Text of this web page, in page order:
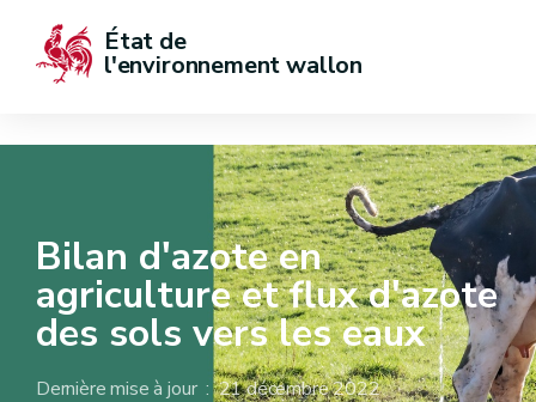
État de
l'environnement wallon
Bilan d'azote en
agriculture et flux d'azote
des sols vers les eaux
Dernière mise à jour : 21 décembre 2022